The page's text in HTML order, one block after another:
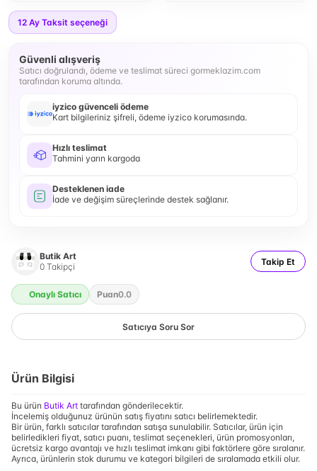
12 Ay Taksit seçeneği
Güvenli alışveriş
Satıcı doğrulandı, ödeme ve teslimat süreci gormeklazim.com
tarafından koruma altında.
iyzico güvenceli ödeme
Kart bilgileriniz şifreli, ödeme iyzico korumasında.
Hızlı teslimat
Tahmini yarın kargoda
Desteklenen iade
İade ve değişim süreçlerinde destek sağlanır.
Butik Art
0 Takipçi Takip Et
Onaylı Satıcı Puan0.0
Satıcıya Soru Sor
Ürün Bilgisi
Bu ürün Butik Art tarafından gönderilecektir.
İncelemiş olduğunuz ürünün satış fiyatını satıcı belirlemektedir.
Bir ürün, farklı satıcılar tarafından satışa sunulabilir. Satıcılar, ürün için
belirledikleri fiyat, satıcı puanı, teslimat seçenekleri, ürün promosyonları,
ücretsiz kargo avantajı ve hızlı teslimat imkanı gibi faktörlere göre sıralanır.
Ayrıca, ürünlerin stok durumu ve kategori bilgileri de sıralamada etkili olur.